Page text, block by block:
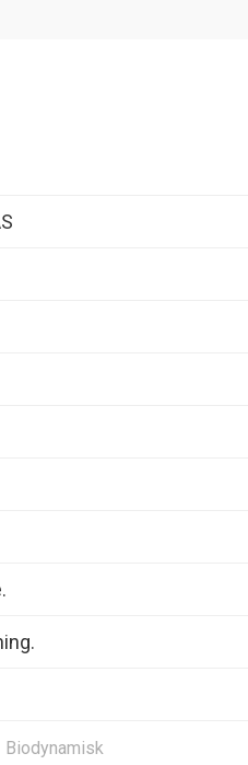
Biodynamisk